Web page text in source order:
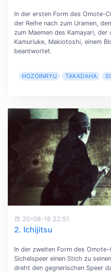
In der ersten Form des Omote-
der Reihe nach zum Uramen,
zum Maemen des Kamayari,
Kamuriuke, Makiotoshi, einem
beantwortet.
HOZOINRYU TAKADAHA
20-08-18 22:51
2. Ichijitsu
In der zweiten Form des
Sichelspeer einen Stich zu
dreht den gegnerischen Speer